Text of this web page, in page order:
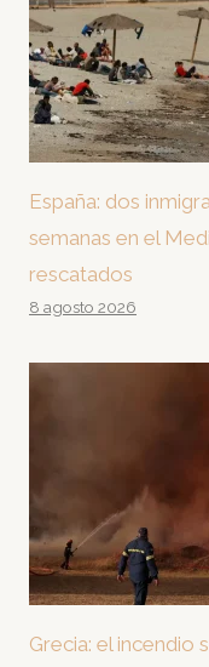
España: dos
semanas en el
rescatados
8 agosto 2026
Grecia: el incendio